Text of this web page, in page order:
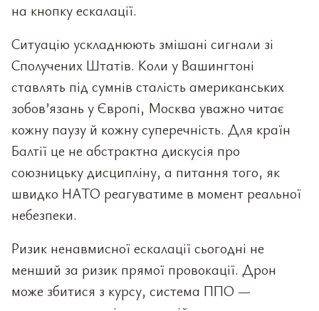
на кнопку ескалації.
Ситуацію ускладнюють змішані сигнали зі
Сполучених Штатів. Коли у Вашингтоні
ставлять під сумнів сталість американських
зобов’язань у Європі, Москва уважно читає
кожну паузу й кожну суперечність. Для країн
Балтії це не абстрактна дискусія про
союзницьку дисципліну, а питання того, як
швидко НАТО реагуватиме в момент реальної
небезпеки.
Ризик ненавмисної ескалації сьогодні не
менший за ризик прямої провокації. Дрон
може збитися з курсу, система ППО —